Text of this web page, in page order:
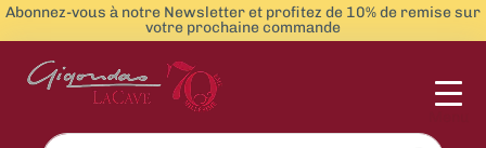
Abonnez-vous à notre Newsletter et profitez de 10% de remise sur
votre prochaine commande